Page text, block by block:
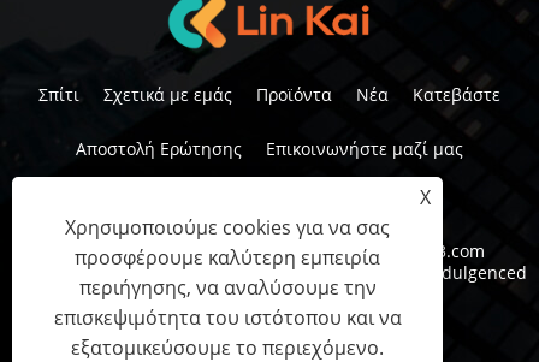
Σπίτι Σχετικά με εμάς Προϊόντα Νέα Κατεβάστε
Αποστολή Ερώτησης Επικοινωνήστε μαζί μας
Τηλ: +86-15958291731
ΗΛΕΚΤΡΟΝΙΚΗ ΔΙΕΥΘΥΝΣΗ:nbtransmission@163.com
Διεύθυνση: No 6, 1st Rid In Indulded In Industry In Indulgenced
Queen of Province, Κίνα
X
Χρησιμοποιούμε cookies για να σας
προσφέρουμε καλύτερη εμπειρία
περιήγησης, να αναλύσουμε την
επισκεψιμότητα του ιστότοπου και να
εξατομικεύσουμε το περιεχόμενο.